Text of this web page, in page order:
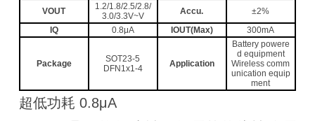
VOUT
1.2/1.8/2.5/2.8/
3.0/3.3V~V
Accu.
±2%
IQ
0.8μA IOUT(Max) 300mA
Package
SOT23-5
DFN1x1-4
Application
Battery powere
d equipment
Wireless comm
unication equip
ment
超低功耗 0.8μA